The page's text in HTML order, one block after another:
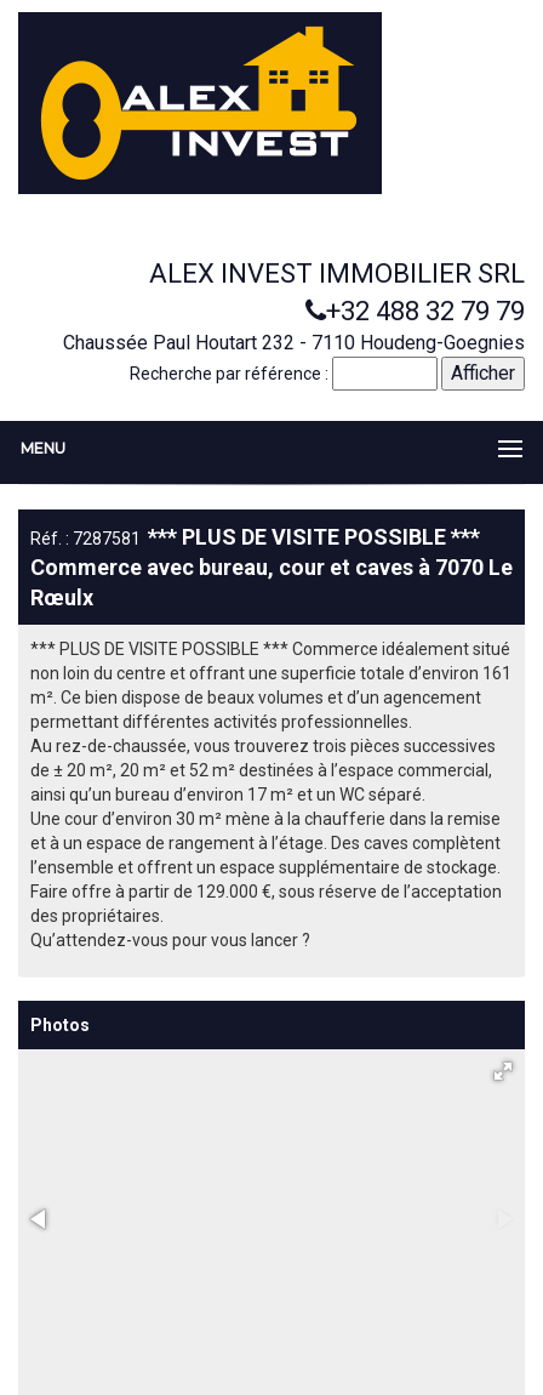
ALEX INVEST IMMOBILIER SRL
+32 488 32 79 79
Chaussée Paul Houtart 232 - 7110 Houdeng-Goegnies
Recherche par référence :
MENU
Réf. : 7287581 *** PLUS DE VISITE POSSIBLE ***
Commerce avec bureau, cour et caves à 7070 Le
Rœulx
*** PLUS DE VISITE POSSIBLE *** Commerce idéalement situé
non loin du centre et offrant une superficie totale d’environ 161
m². Ce bien dispose de beaux volumes et d’un agencement
permettant différentes activités professionnelles.
Au rez-de-chaussée, vous trouverez trois pièces successives
de ± 20 m², 20 m² et 52 m² destinées à l’espace commercial,
ainsi qu’un bureau d’environ 17 m² et un WC séparé.
Une cour d’environ 30 m² mène à la chaufferie dans la remise
et à un espace de rangement à l’étage. Des caves complètent
l’ensemble et offrent un espace supplémentaire de stockage.
Faire offre à partir de 129.000 €, sous réserve de l’acceptation
des propriétaires.
Qu’attendez-vous pour vous lancer ?
Photos